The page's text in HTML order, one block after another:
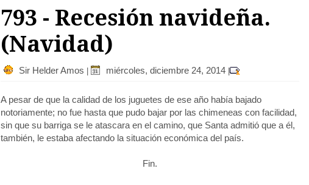
793 - Recesión navideña.
(Navidad)
Sir Helder Amos miércoles, diciembre 24, 2014
A pesar de que la calidad de los juguetes de ese año había bajado
notoriamente; no fue hasta que pudo bajar por las chimeneas con facilidad,
sin que su barriga se le atascara en el camino, que Santa admitió que a él,
también, le estaba afectando la situación económica del país.
Fin.